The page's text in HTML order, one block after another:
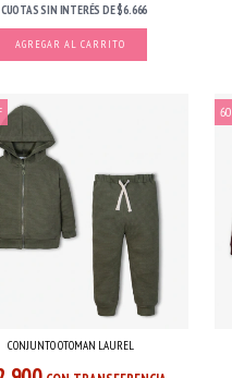
SIN INTERÉS DE$6.666
AGREGAR AL CARRITO
CONJUNTO OTOMAN LAUREL
60